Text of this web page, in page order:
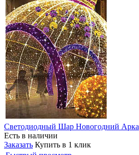
Светодиодный Шар Новогодний Арка
Есть в наличии
Заказать Купить в 1 клик